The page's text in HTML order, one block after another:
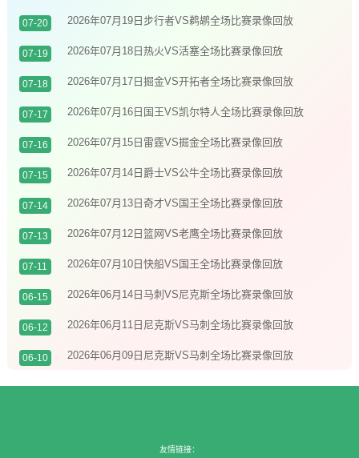
07-20 2026年07月19日步行者VS鹈鹕全场比赛录像回放
07-19 2026年07月18日热火VS活塞全场比赛录像回放
07-18 2026年07月17日掘金VS开拓者全场比赛录像回放
07-17 2026年07月16日国王VS凯尔特人全场比赛录像回放
07-16 2026年07月15日雷霆VS掘金全场比赛录像回放
07-15 2026年07月14日爵士VS公牛全场比赛录像回放
07-14 2026年07月13日奇才VS国王全场比赛录像回放
07-13 2026年07月12日篮网VS老鹰全场比赛录像回放
07-11 2026年07月10日快船VS国王全场比赛录像回放
06-15 2026年06月14日马刺VS尼克斯全场比赛录像回放
06-12 2026年06月11日尼克斯VS马刺全场比赛录像回放
06-10 2026年06月09日尼克斯VS马刺全场比赛录像回放
友情链接：